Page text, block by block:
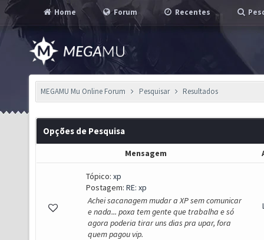
Home Forum Recentes
MEGAMU Mu Online Forum Pesquisar Resultados
Opções de Pesquisa
Mensagem
Tópico: xp
Postagem: RE: xp
Achei sacanagem mudar a XP sem comunicar
e nada... poxa tem gente que trabalha e só
agora poderia tirar uns dias pra upar, fora
quem pagou vip.